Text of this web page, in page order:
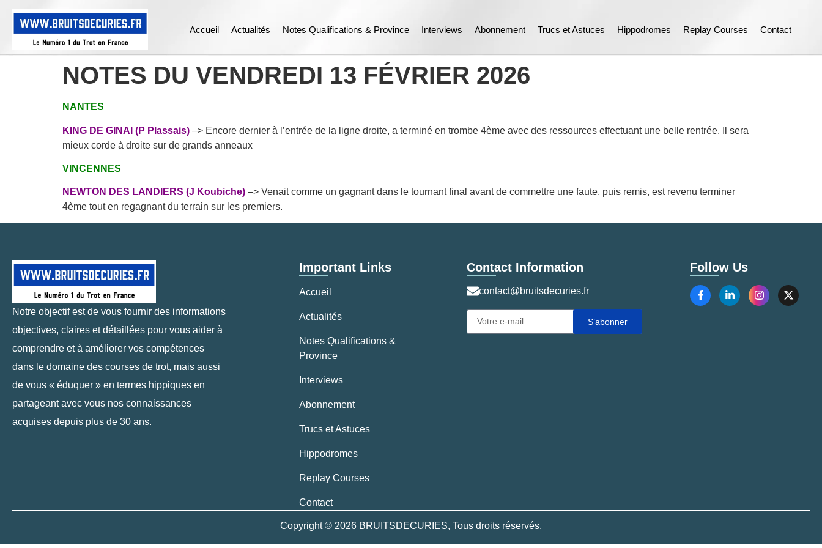
Accueil Actualités Notes Qualifications & Province Interviews Abonnement Trucs et Astuces Hippodromes Replay Courses Contact
NOTES DU VENDREDI 13 FÉVRIER 2026
NANTES
KING DE GINAI (P Plassais) –> Encore dernier à l’entrée de la ligne droite, a terminé en trombe 4ème avec des ressources effectuant une belle rentrée. Il sera
mieux corde à droite sur de grands anneaux
VINCENNES
NEWTON DES LANDIERS (J Koubiche) –> Venait comme un gagnant dans le tournant final avant de commettre une faute, puis remis, est revenu terminer
4ème tout en regagnant du terrain sur les premiers.
Notre objectif est de vous fournir des informations
objectives, claires et détaillées pour vous aider à
comprendre et à améliorer vos compétences
dans le domaine des courses de trot, mais aussi
de vous « éduquer » en termes hippiques en
partageant avec vous nos connaissances
acquises depuis plus de 30 ans.
Important Links
Accueil
Actualités
Notes Qualifications &
Province
Interviews
Abonnement
Trucs et Astuces
Hippodromes
Replay Courses
Contact
Contact Information
contact@bruitsdecuries.fr
S’abonner
Follow Us
Copyright © 2026 BRUITSDECURIES, Tous droits réservés.